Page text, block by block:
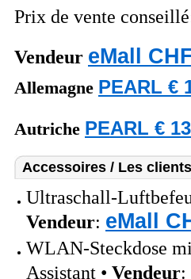
Prix de vente
Vendeur eMall
Allemagne PEARL €
Autriche PEARL €
Accessoires / Les
Ultraschall-
Vendeur: eMall
WLAN-Steckdose
Assistant • Vendeur: